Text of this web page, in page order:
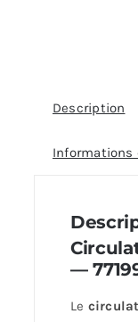
Description
Informations
—
Le